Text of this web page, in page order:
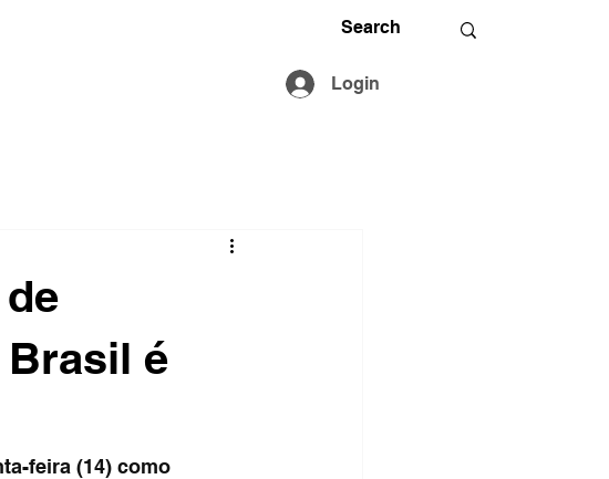
Login
Brasil é
feira (14) como